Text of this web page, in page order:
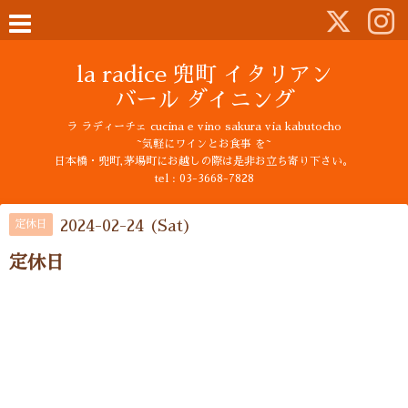
la radice 兜町 イタリアン
バール ダイニング
ラ ラディーチェ cucina e vino sakura via kabutocho
~気軽にワインとお食事 を~
日本橋・兜町,茅場町にお越しの際は是非お立ち寄り下さい。
tel : 03-3668-7828
定休日 2024-02-24 (Sat)
定休日